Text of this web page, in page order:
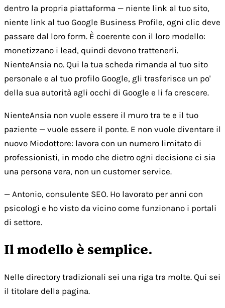
dentro la propria piattaforma — niente link al tuo sito,
niente link al tuo Google Business Profile, ogni clic deve
passare dal loro form. È coerente con il loro modello:
monetizzano i lead, quindi devono trattenerli.
NienteAnsia no. Qui la tua scheda rimanda al tuo sito
personale e al tuo profilo Google, gli trasferisce un po'
della sua autorità agli occhi di Google e li fa crescere.
NienteAnsia non vuole essere il muro tra te e il tuo
paziente — vuole essere il ponte. E non vuole diventare il
nuovo Miodottore: lavora con un numero limitato di
professionisti, in modo che dietro ogni decisione ci sia
una persona vera, non un customer service.
— Antonio, consulente SEO. Ho lavorato per anni con
psicologi e ho visto da vicino come funzionano i portali
di settore.
Il modello è semplice.
Nelle directory tradizionali sei una riga tra molte. Qui sei
il titolare della pagina.